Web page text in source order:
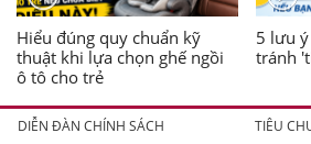
Hiểu đúng quy chuẩn kỹ
thuật khi lựa chọn ghế ngồi
ô tô cho trẻ
5 lưu
tránh
DIỄN ĐÀN CHÍNH SÁCH
TIÊU